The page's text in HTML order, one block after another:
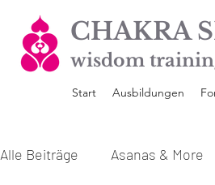
CHAKRA
wisdom
Start Ausbildungen
Alle Beiträge Asanas & More